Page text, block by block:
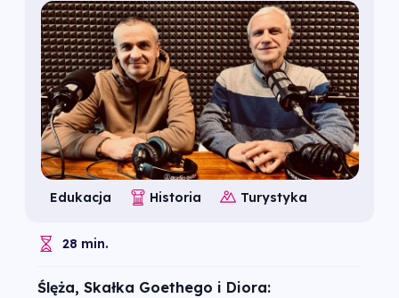
Edukacja Historia Turystyka
28 min.
Ślęża, Skałka Goethego i Diora: